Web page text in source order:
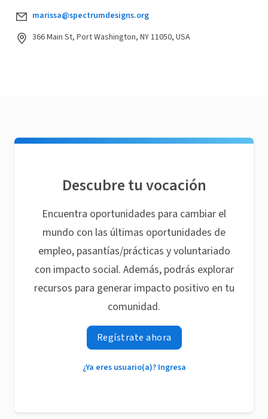
marissa@spectrumdesigns.org
366 Main St, Port Washington, NY 11050, USA
Descubre tu vocación
Encuentra oportunidades para cambiar el
mundo con las últimas oportunidades de
empleo, pasantías/prácticas y voluntariado
con impacto social. Además, podrás explorar
recursos para generar impacto positivo en tu
comunidad.
Regístrate ahora
¿Ya eres usuario(a)? Ingresa